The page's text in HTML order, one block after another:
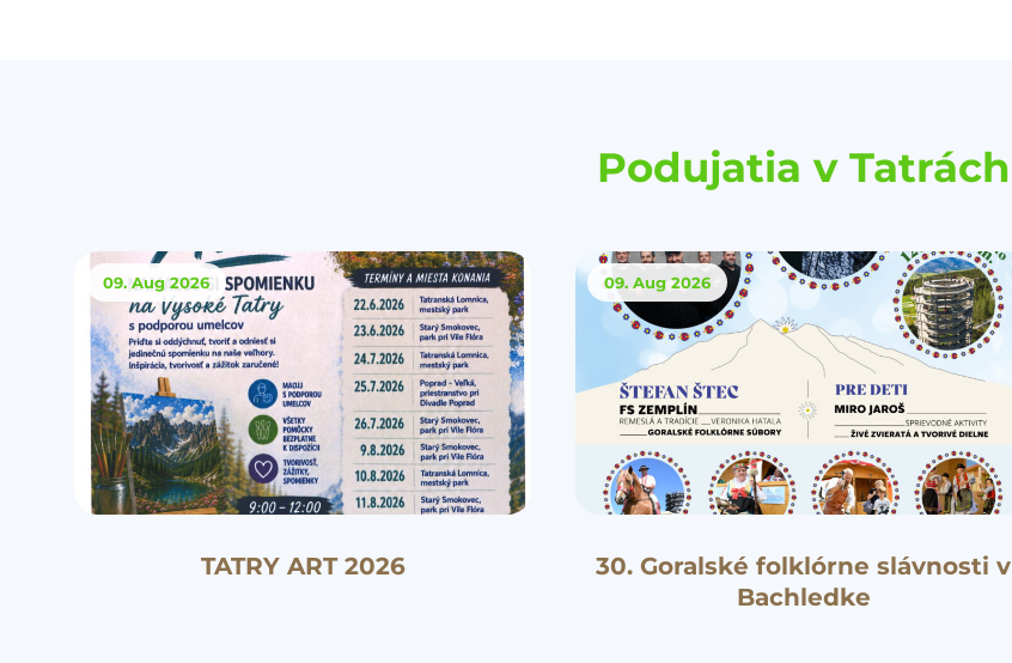
Podujatia v Tatrách
09. Aug 2026
TATRY ART 2026
09. Aug2026
30. Goralské folklórne slávnosti v
Bachledke